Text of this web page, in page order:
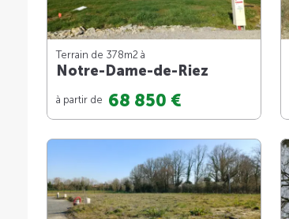
Terrain de 378m2 à
Notre-Dame-de-Riez
à partir de 68 850 €